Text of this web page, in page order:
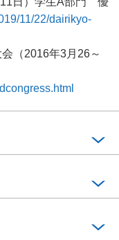
11/22/dairikyo-
（2016年3月26～